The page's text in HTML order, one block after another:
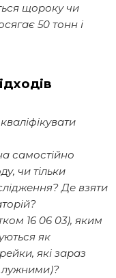
щороку чи
50 тонн і
самостійно
чи тільки
Де взяти
16 06 03), яким
як
які зараз
лужними)?